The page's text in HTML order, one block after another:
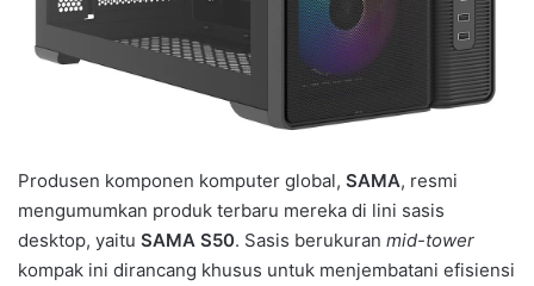
Produsen komponen komputer global, SAMA, resmi
mengumumkan produk terbaru mereka di lini sasis
desktop, yaitu SAMA S50. Sasis berukuran mid-tower
kompak ini dirancang khusus untuk menjembatani efisiensi